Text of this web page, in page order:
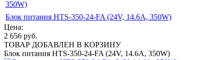
Блок питания HTS-350-24-FA (24V, 14.6A, 350W)
Цена:
2 656 руб.
ТОВАР ДОБАВЛЕН В КОРЗИНУ
Блок питания HTS-350-24-FA (24V, 14.6A, 350W)